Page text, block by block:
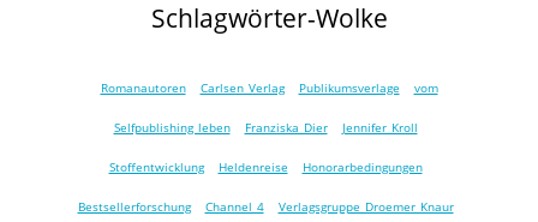
Schlagwörter-Wolke
Romanautoren Carlsen Verlag Publikumsverlage vom
Selfpublishing leben Franziska Dier Jennifer Kroll
Stoffentwicklung Heldenreise Honorarbedingungen
Bestsellerforschung Channel 4 Verlagsgruppe Droemer Knaur